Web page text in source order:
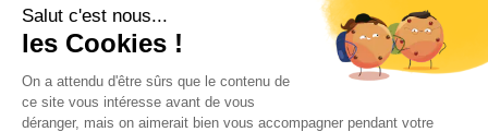
Un conseiller
Une solution pour raccrocher